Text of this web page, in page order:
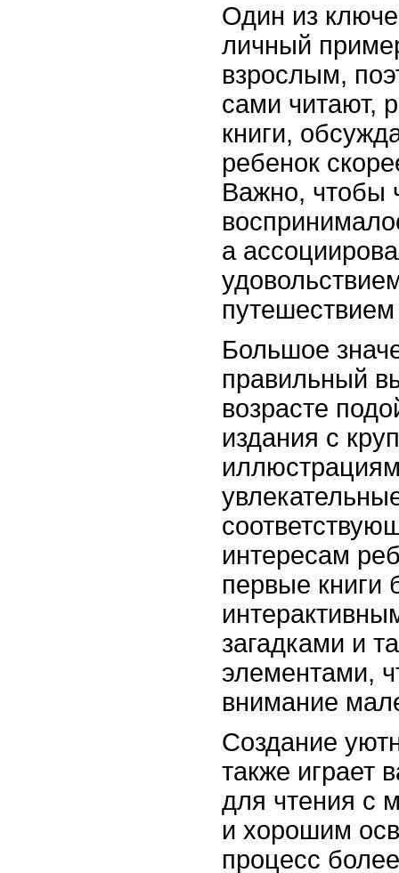
Один из
личный
взрослым,
сами читают,
книги,
ребенок
Важно, чтобы
а
Большое
правильный
возрасте
издания с
интересам
первые книги
загадками и
элементами,
внимание
Создание
также играет
для чтения с
и хорошим
процесс